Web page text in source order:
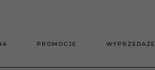
PROMOCJE WYPRZEDAŻE